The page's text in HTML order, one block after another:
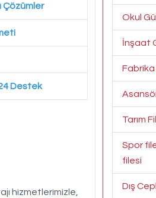
Çözümler
Destek
hizmetlerimizle,
Okul
İnşaat
Fabrika
Tarım
Spor
filesi
Dış